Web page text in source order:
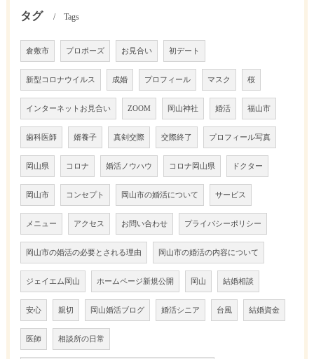
タグ Tags
倉敷市 プロポーズ お見合い 初デート
新型コロナウイルス 成婚 プロフィール マスク 桜
インターネットお見合い ZOOM 岡山神社 婚活 福山市
歯科医師 婿養子 真剣交際 交際終了 プロフィール写真
岡山県 コロナ 婚活ノウハウ コロナ岡山県 ドクター
岡山市 コンセプト 岡山市の婚活について サービス
メニュー アクセス お問い合わせ プライバシーポリシー
岡山市の婚活の必要とされる理由 岡山市の婚活の内容について
ジェイエム岡山 ホームページ新規公開 岡山 結婚相談
安心 親切 岡山婚活ブログ 婚活シニア 台風 結婚資金
医師 相談所の日常